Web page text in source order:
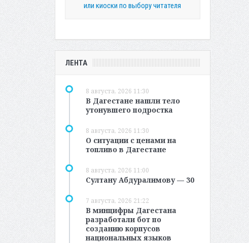
или киоски по выбору читателя
ЛЕНТА
8 августа, 2026 11:30
В Дагестане нашли тело
утонувшего подростка
8 августа, 2026 11:30
О ситуации с ценами на
топливо в Дагестане
8 августа, 2026 11:00
Султану Абдуралимову — 30
7 августа, 2026 21:22
В минцифры Дагестана
разработали бот по
созданию корпусов
национальных языков